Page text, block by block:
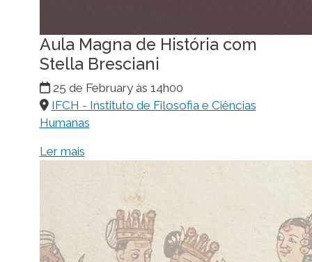
Aula Magna de História com
Stella Bresciani
25 de February às 14h00
IFCH - Instituto de Filosofia e Ciências
Humanas
Ler mais